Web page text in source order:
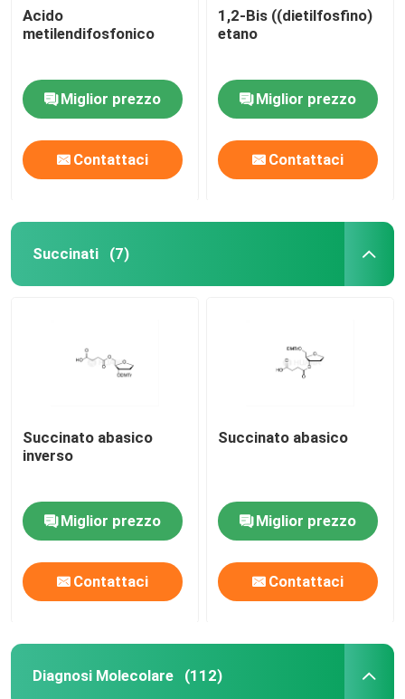
Acido
metilendifosfonico
Miglior prezzo
Contattaci
1,2-Bis ((dietilfosfino)
etano
Miglior prezzo
Contattaci
Succinati (7)
Succinato abasico
inverso
Miglior prezzo
Contattaci
Succinato abasico
Miglior prezzo
Contattaci
Diagnosi Molecolare (112)